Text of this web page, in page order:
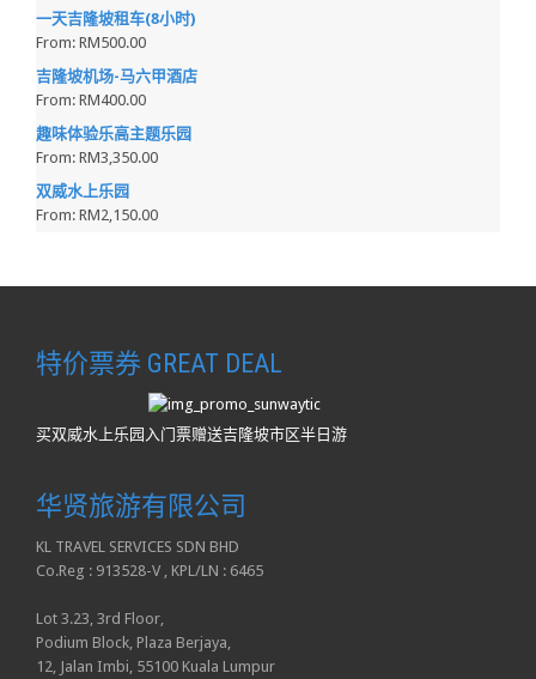
一天吉隆坡租车(8小时)
From: RM500.00
吉隆坡机场-马六甲酒店
From: RM400.00
趣味体验乐高主题乐园
From: RM3,350.00
双威水上乐园
From: RM2,150.00
特价票券 GREAT DEAL
买双威水上乐园入门票赠送吉隆坡市区半日游
华贤旅游有限公司
KL TRAVEL SERVICES SDN BHD
Co.Reg : 913528-V , KPL/LN : 6465
Lot 3.23, 3rd Floor,
Podium Block, Plaza Berjaya,
12, Jalan Imbi, 55100 Kuala Lumpur